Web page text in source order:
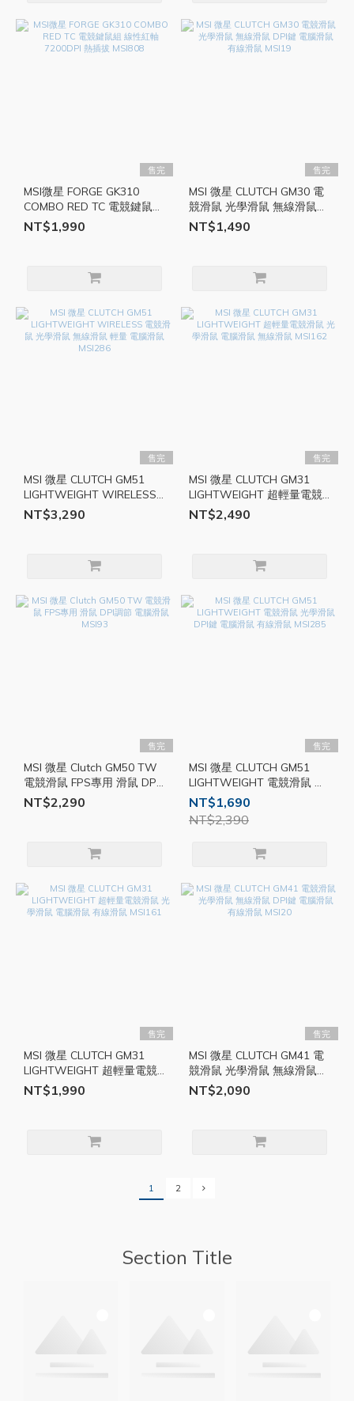
售完
MSI微星 FORGE GK310
COMBO RED TC 電競鍵鼠組
線性紅軸 7200DPI 熱插拔
MSI808
NT$1,990
售完
MSI 微星 CLUTCH GM30 電
競滑鼠 光學滑鼠 無線滑鼠
DPI鍵 電腦滑鼠 有線滑鼠
MSI19
NT$1,490
售完
MSI 微星 CLUTCH GM51
LIGHTWEIGHT WIRELESS
電競滑鼠 光學滑鼠 無線滑鼠
輕量 電腦滑鼠 MSI286
NT$3,290
售完
MSI 微星 CLUTCH GM31
LIGHTWEIGHT 超輕量電競
滑鼠 光學滑鼠 電腦滑鼠 無
線滑鼠 MSI162
NT$2,490
售完
MSI 微星 Clutch GM50 TW
電競滑鼠 FPS專用 滑鼠 DPI
調節 電腦滑鼠 MSI93
NT$2,290
售完
MSI 微星 CLUTCH GM51
LIGHTWEIGHT 電競滑鼠 光
學滑鼠 DPI鍵 電腦滑鼠 有線
滑鼠 MSI285
NT$1,690
NT$2,390
售完
MSI 微星 CLUTCH GM31
LIGHTWEIGHT 超輕量電競
滑鼠 光學滑鼠 電腦滑鼠 有
線滑鼠 MSI161
NT$1,990
售完
MSI 微星 CLUTCH GM41 電
競滑鼠 光學滑鼠 無線滑鼠
DPI鍵 電腦滑鼠 有線滑鼠
MSI20
NT$2,090
1 2
Section Title